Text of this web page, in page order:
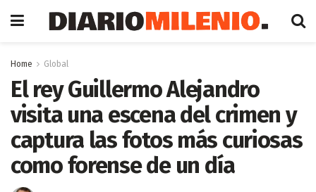
Home Global
El rey Guillermo Alejandro
visita una escena del crimen y
captura las fotos más curiosas
como forense de un día